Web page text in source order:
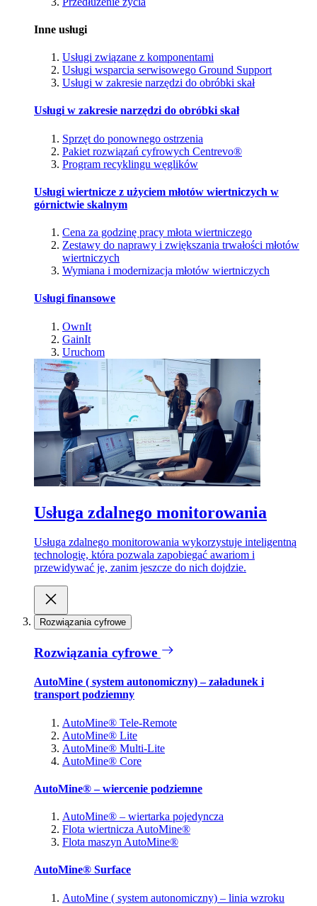
Inne usługi
Usługi związane z komponentami
Usługi wsparcia serwisowego Ground Support
Usługi w zakresie narzędzi do obróbki skał
Usługi w zakresie narzędzi do obróbki skał
Sprzęt do ponownego ostrzenia
Pakiet rozwiązań cyfrowych Centrevo®
Program recyklingu węglików
Usługi wiertnicze z użyciem młotów wiertniczych w
górnictwie skalnym
Cena za godzinę pracy młota wiertniczego
Zestawy do naprawy i zwiększania trwałości młotów
wiertniczych
Wymiana i modernizacja młotów wiertniczych
Usługi finansowe
OwnIt
GainIt
Uruchom
Usługa zdalnego monitorowania
Usługa zdalnego monitorowania wykorzystuje inteligentną
technologię, która pozwala zapobiegać awariom i
przewidywać je, zanim jeszcze do nich dojdzie.
Rozwiązania cyfrowe
Rozwiązania cyfrowe
AutoMine ( system autonomiczny) – załadunek i
transport podziemny
AutoMine® Tele-Remote
AutoMine® Lite
AutoMine® Multi-Lite
AutoMine® Core
AutoMine® – wiercenie podziemne
AutoMine® – wiertarka pojedyncza
Flota wiertnicza AutoMine®
Flota maszyn AutoMine®
AutoMine® Surface
AutoMine ( system autonomiczny) – linia wzroku